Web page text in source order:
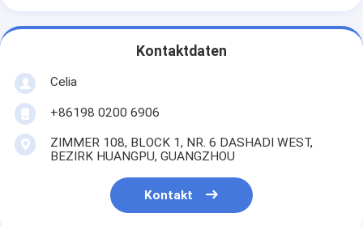
Kontaktdaten
Celia
+86198 0200 6906
ZIMMER 108, BLOCK 1, NR. 6 DASHADI WEST,
BEZIRK HUANGPU, GUANGZHOU
Kontakt